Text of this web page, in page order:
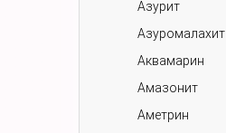
Азурит
Азуромалахит
Аквамарин
Амазонит
Аметрин